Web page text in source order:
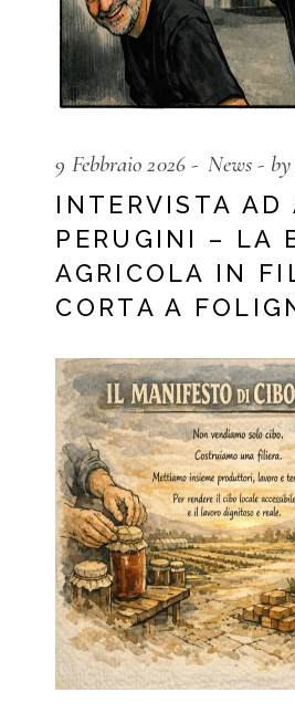
9 Febbraio 2026 News
INTERVISTA AD
PERUGINI – LA
AGRICOLA IN
CORTA A